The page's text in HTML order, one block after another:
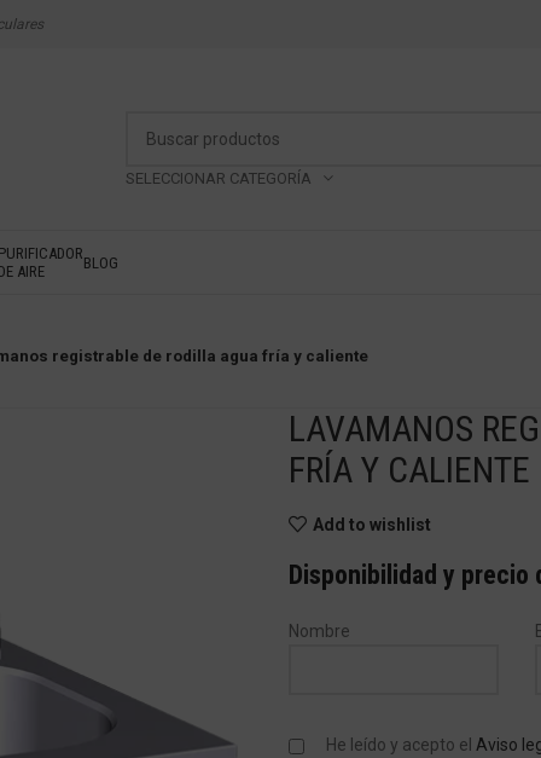
SELECCIONAR CATEGORÍA
AIRE
BLOG
registrable de rodilla agua fría y caliente
LAVAMANOS
FRÍA Y CALIENTE
Add to wishlist
Disponibilidad y precio
Nombre
He leído y acepto el Aviso